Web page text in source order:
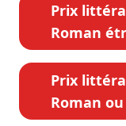
Prix
Roman
Prix
Roman